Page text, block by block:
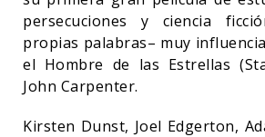
persecuciones y ciencia
propias palabras– muy
el Hombre de las Estrellas
John Carpenter.
Kirsten Dunst, Joel Edgerton,